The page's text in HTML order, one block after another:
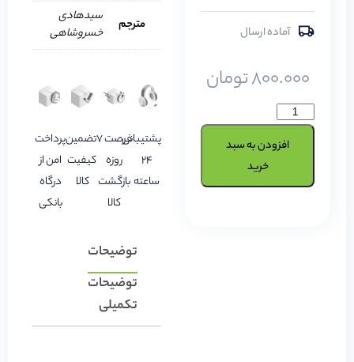
آماده ارسال
800.000تومان
افزودن به سبد
خرید
مترجم
سیدهادی
خسروشاهی
پشتیبانی
24
ساعته
فرصت 7
روزه
بازگشت
کالا
تضمین
کیفیت
کالا
پرداخت
امن از
درگاه
بانکی
توضیحات
توضیحات
تکمیلی